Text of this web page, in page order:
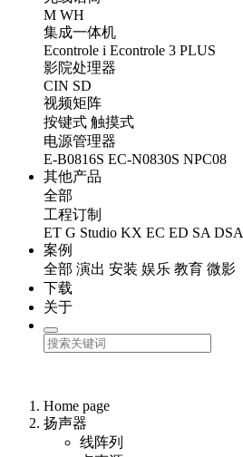
M WH
集成一体机
Econtrole i Econtrole 3 PLUS
影院处理器
CIN SD
视频矩阵
按键式 触摸式
电源管理器
E-B0816S EC-N0830S NPC08
其他产品
全部
工程订制
ET G Studio KX EC ED SA DSA
案例
全部 演出 安装 娱乐 教育 微影
下载
关于
Home page
扬声器
线阵列